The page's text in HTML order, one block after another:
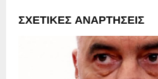
ΣΧΕΤΙΚΈΣ ΑΝΑΡΤΉΣΕΙΣ